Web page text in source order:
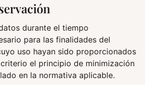
durante el tiempo
para las finalidades del
uso hayan sido proporcionados
el principio de minimización
en la normativa aplicable.